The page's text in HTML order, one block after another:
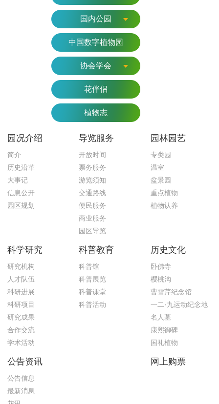
国内公园
中国数字植物园
协会学会
花伴侣
植物志
园况介绍
简介
历史沿革
大事记
信息公开
园区规划
导览服务
开放时间
票务服务
游览须知
交通路线
便民服务
商业服务
园区导览
园林园艺
专类园
温室
盆景园
重点植物
植物认养
科学研究
研究机构
人才队伍
科研进展
科研项目
研究成果
合作交流
学术活动
科普教育
科普馆
科普展览
科普课堂
科普活动
历史文化
卧佛寺
樱桃沟
曹雪芹纪念馆
一二·九运动纪念地
名人墓
康熙御碑
国礼植物
公告资讯
公告信息
最新消息
网上购票